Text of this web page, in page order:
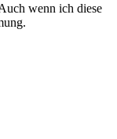
wenn ich diese